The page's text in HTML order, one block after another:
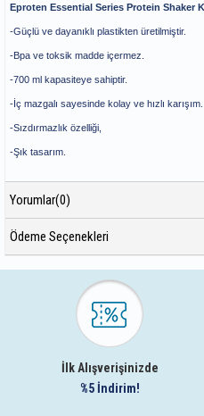
Eproten Essential Series Protein Shaker
-Güçlü ve dayanıklı plastikten üretilmiştir.
-Bpa ve toksik madde içermez.
-700 ml kapasiteye sahiptir.
-İç mazgalı sayesinde kolay ve hızlı karışım.
-Sızdırmazlık özelliği,
-Şık tasarım.
Yorumlar(0)
Ödeme Seçenekleri
İlk Alışverişinizde
%5 İndirim!